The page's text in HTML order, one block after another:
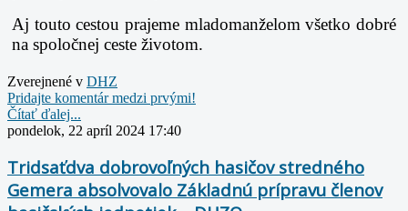
Aj touto cestou prajeme mladomanželom všetko dobré
na spoločnej ceste životom.
Zverejnené v DHZ
Pridajte komentár medzi prvými!
Čítať ďalej...
pondelok, 22 apríl 2024 17:40
Tridsaťdva dobrovoľných hasičov stredného
Gemera absolvovalo Základnú prípravu členov